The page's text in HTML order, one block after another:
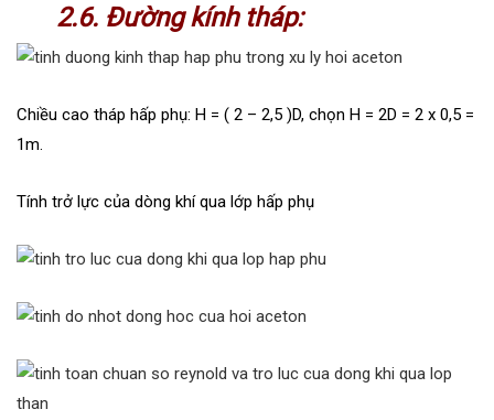
2.6. Đường kính tháp:
Chiều cao tháp hấp phụ: H = ( 2 – 2,5 )D, chọn H = 2D = 2 x 0,5 =
1m.
Tính trở lực của dòng khí qua lớp hấp phụ